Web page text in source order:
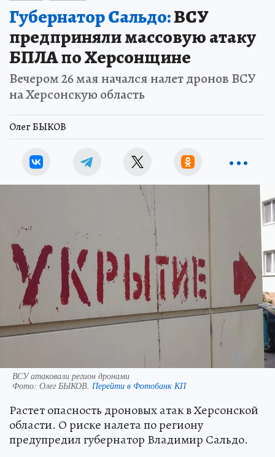
Губернатор Сальдо:ВСУ
предприняли массовую атаку
БПЛА по Херсонщине
Вечером 26 мая начался налет дронов ВСУ
на Херсонскую область
Олег БЫКОВ
ВСУ атаковали регион дронами
Фото: Олег БЫКОВ. Перейти в Фотобанк КП
Растет опасность дроновых атак в Херсонской
области. О риске налета по региону
предупредил губернатор Владимир Сальдо.